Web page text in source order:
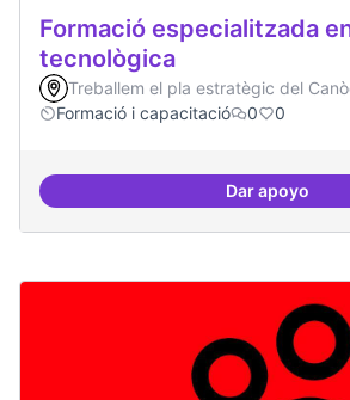
Formació especialitzada
tecnològica
Treballem el pla estratègic del
Formació i capacitació
0 0
Dar apoyo
Formació